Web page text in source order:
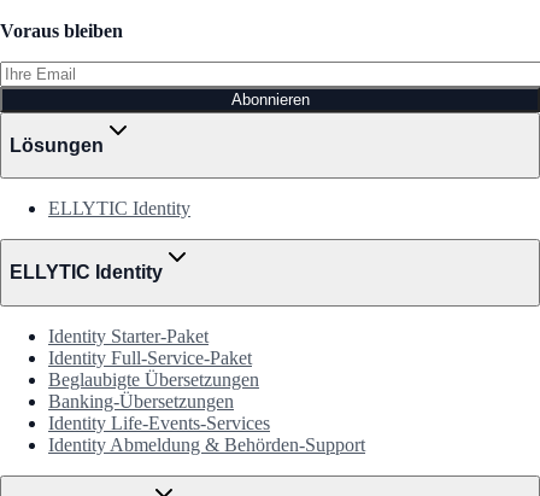
Voraus bleiben
Abonnieren
Lösungen
ELLYTIC Identity
ELLYTIC Identity
Identity Starter-Paket
Identity Full-Service-Paket
Beglaubigte Übersetzungen
Banking-Übersetzungen
Identity Life-Events-Services
Identity Abmeldung & Behörden-Support